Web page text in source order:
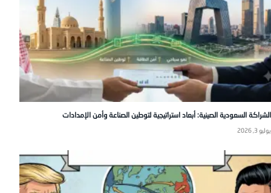
الشراكة السعودية الصينية: أبعاد استراتيجية لتوطين الصناعة وأمن الإمدادات
يوليو 3, 2026